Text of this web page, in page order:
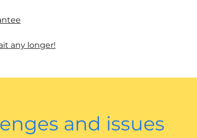
any longer!
and issues